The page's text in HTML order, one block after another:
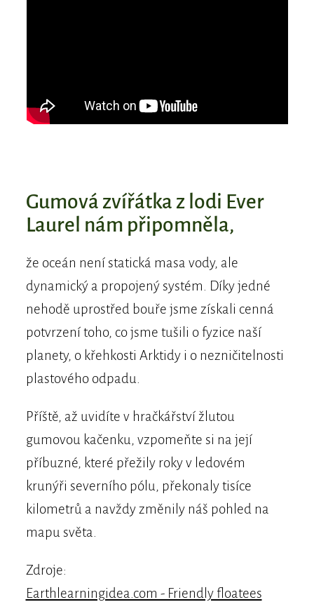
Gumová zvířátka z lodi Ever
Laurel nám připomněla,
že oceán není statická masa vody, ale
dynamický a propojený systém. Díky jedné
nehodě uprostřed bouře jsme získali cenná
potvrzení toho, co jsme tušili o fyzice naší
planety, o křehkosti Arktidy i o nezničitelnosti
plastového odpadu.
Příště, až uvidíte v hračkářství žlutou
gumovou kačenku, vzpomeňte si na její
příbuzné, které přežily roky v ledovém
krunýři severního pólu, překonaly tisíce
kilometrů a navždy změnily náš pohled na
mapu světa.
Zdroje:
Earthlearningidea.com - Friendly floatees